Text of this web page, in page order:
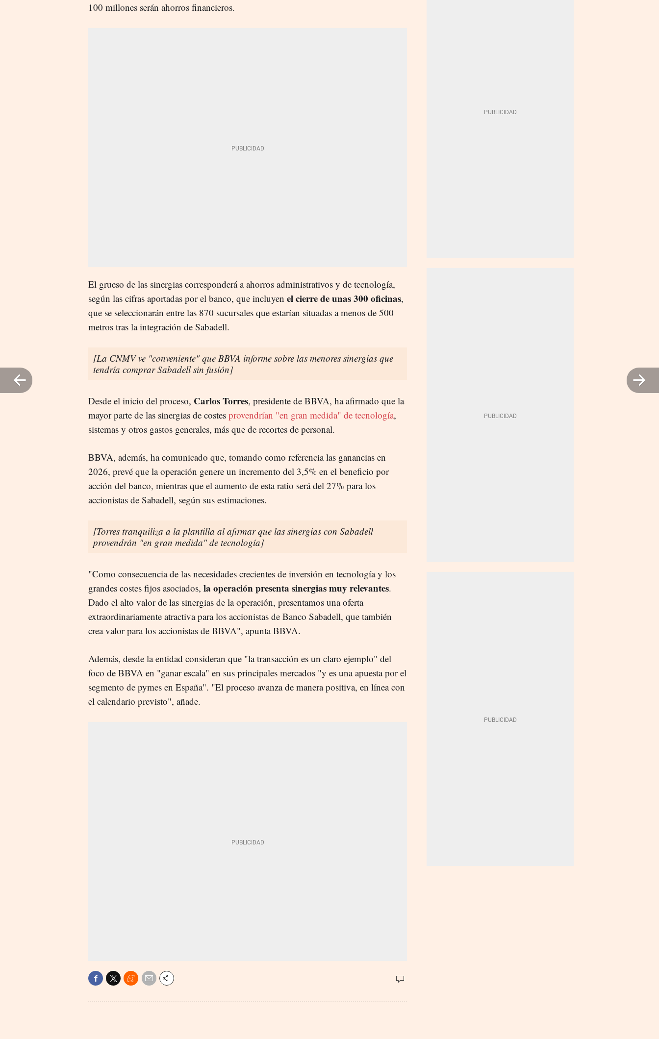
100 millones serán ahorros financieros.
El grueso de las sinergias corresponderá a ahorros administrativos y de tecnología,
según las cifras aportadas por el banco, que incluyen el cierre de unas 300 oficinas,
que se seleccionarán entre las 870 sucursales que estarían situadas a menos de 500
metros tras la integración de Sabadell.
[La CNMV ve "conveniente" que BBVA informe sobre las menores sinergias que
tendría comprar Sabadell sin fusión]
Desde el inicio del proceso, Carlos Torres, presidente de BBVA, ha afirmado que la
mayor parte de las sinergias de costes provendrían "en gran medida" de tecnología,
sistemas y otros gastos generales, más que de recortes de personal.
BBVA, además, ha comunicado que, tomando como referencia las ganancias en
2026, prevé que la operación genere un incremento del 3,5% en el beneficio por
acción del banco, mientras que el aumento de esta ratio será del 27% para los
accionistas de Sabadell, según sus estimaciones.
[Torres tranquiliza a la plantilla al afirmar que las sinergias con Sabadell
provendrán "en gran medida" de tecnología]
"Como consecuencia de las necesidades crecientes de inversión en tecnología y los
grandes costes fijos asociados, la operación presenta sinergias muy relevantes.
Dado el alto valor de las sinergias de la operación, presentamos una oferta
extraordinariamente atractiva para los accionistas de Banco Sabadell, que también
crea valor para los accionistas de BBVA", apunta BBVA.
Además, desde la entidad consideran que "la transacción es un claro ejemplo" del
foco de BBVA en "ganar escala" en sus principales mercados "y es una apuesta por el
segmento de pymes en España". "El proceso avanza de manera positiva, en línea con
el calendario previsto", añade.